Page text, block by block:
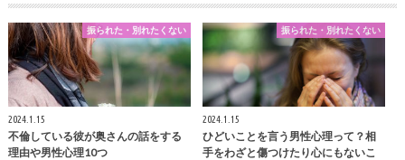
振られた・別れたくない
2024.1.15
不倫している彼が奥さんの話をする
理由や男性心理10つ
振られた・別れたくない
2024.1.15
ひどいことを言う男性心理って？相
手をわざと傷つけたり心にもないこ